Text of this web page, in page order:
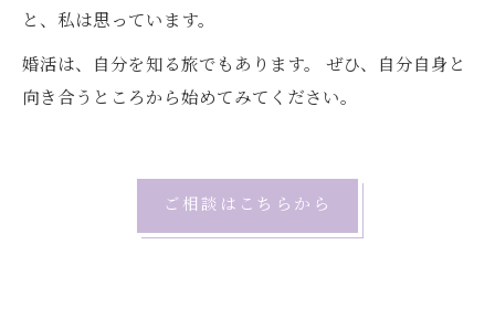
と、私は思っています。
婚活は、自分を知る旅でもあります。 ぜひ、自分自身と
向き合うところから始めてみてください。
ご相談はこちらから